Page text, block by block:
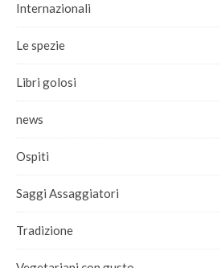
Internazionali
Le spezie
Libri golosi
news
Ospiti
Saggi Assaggiatori
Tradizione